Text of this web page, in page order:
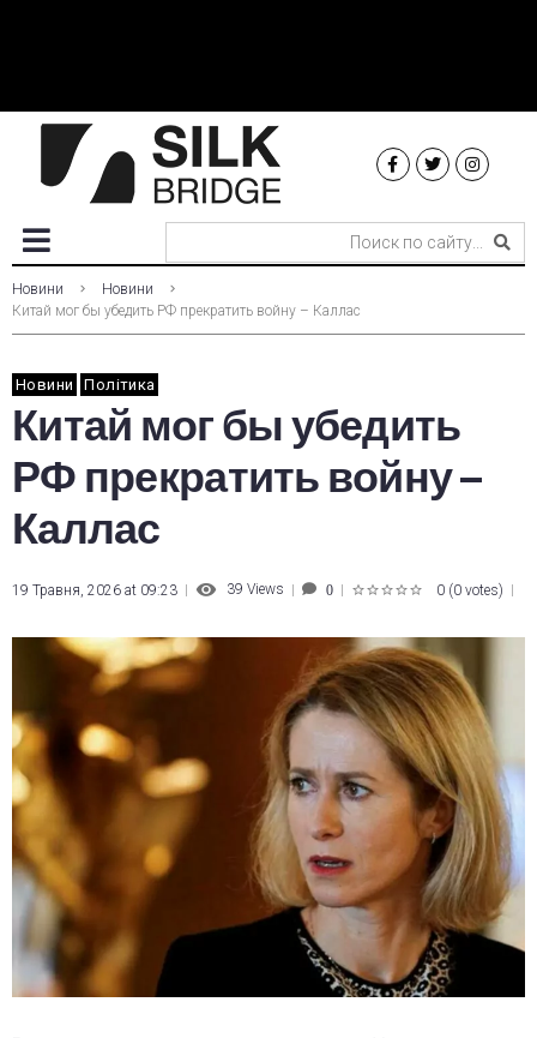
Новини
Новини
Китай мог бы убедить РФ прекратить войну – Каллас
Новини Політика
Китай мог бы убедить
РФ прекратить войну –
Каллас
19 Травня, 2026 at 09:23 39 Views 0 0 (0 votes)